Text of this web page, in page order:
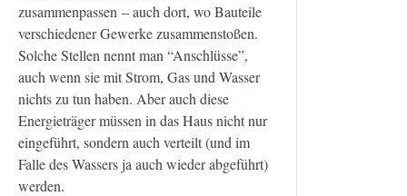
zusammenpassen – auch dort, wo Bauteile
verschiedener Gewerke zusammenstoßen.
Solche Stellen nennt man “Anschlüsse”,
auch wenn sie mit Strom, Gas und Wasser
nichts zu tun haben. Aber auch diese
Energieträger müssen in das Haus nicht nur
eingeführt, sondern auch verteilt (und im
Falle des Wassers ja auch wieder abgeführt)
werden.